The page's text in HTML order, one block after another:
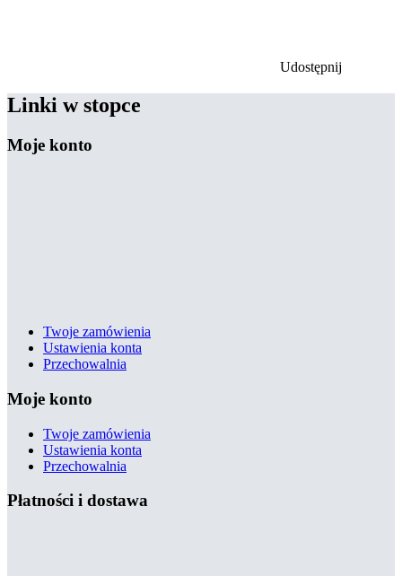
Udostępnij
Linki w stopce
Moje konto
Twoje zamówienia
Ustawienia konta
Przechowalnia
Moje konto
Twoje zamówienia
Ustawienia konta
Przechowalnia
Płatności i dostawa